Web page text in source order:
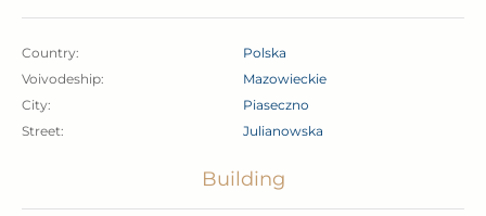
Country:
Polska
Voivodeship:
mazowieckie
City:
Piaseczno
Street:
Julianowska
Building